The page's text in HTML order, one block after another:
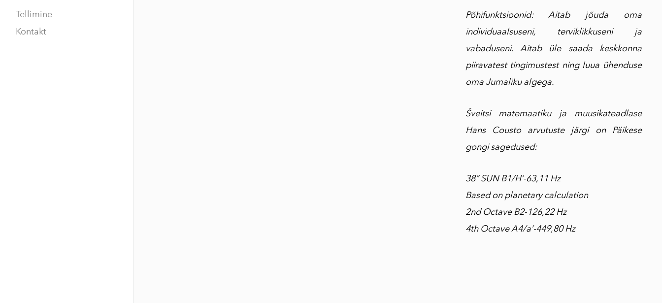
Tellimine
Kontakt
Põhifunktsioonid: Aitab jõuda oma
individuaalsuseni, terviklikkuseni ja
vabaduseni. Aitab üle saada keskkonna
piiravatest tingimustest ning luua ühenduse
oma Jumaliku algega.
Šveitsi matemaatiku ja muusikateadlase
Hans Cousto arvutuste järgi on Päikese
gongi sagedused:
38” SUN B1/H’-63,11 Hz
Based on planetary calculation
2nd Octave B2-126,22 Hz
4th Octave A4/a’-449,80 Hz